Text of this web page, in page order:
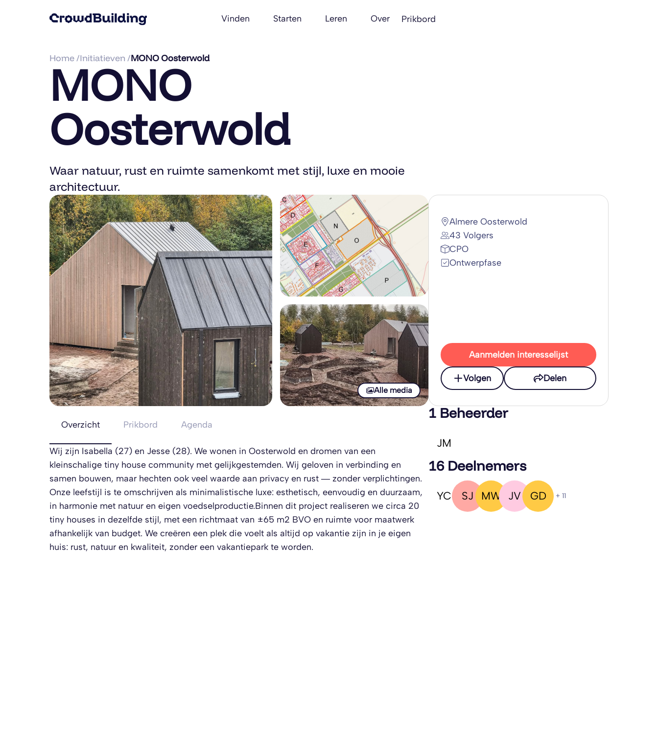
Vinden Starten Leren Over Prikbord
Home /Initiatieven /MONO Oosterwold
MONO
Oosterwold
Waar natuur, rust en ruimte samenkomt met stijl, luxe en mooie
architectuur.
Alle media
Overzicht Prikbord Agenda
Wij zijn Isabella (27) en Jesse (28). We wonen in Oosterwold en dromen van een
kleinschalige tiny house community met gelijkgestemden. Wij geloven in verbinding en
samen bouwen, maar hechten ook veel waarde aan privacy en rust — zonder verplichtingen.
Onze leefstijl is te omschrijven als minimalistische luxe: esthetisch, eenvoudig en duurzaam,
in harmonie met natuur en eigen voedselproductie.Binnen dit project realiseren we circa 20
tiny houses in dezelfde stijl, met een richtmaat van ±65 m2 BVO en ruimte voor maatwerk
afhankelijk van budget. We creëren een plek die voelt als altijd op vakantie zijn in je eigen
huis: rust, natuur en kwaliteit, zonder een vakantiepark te worden.
Almere Oosterwold
43 Volgers
CPO
Ontwerpfase
Aanmelden interesselijst
Volgen Delen
1 Beheerder
JM
16 Deelnemers
YC SJ MW JV GD + 11